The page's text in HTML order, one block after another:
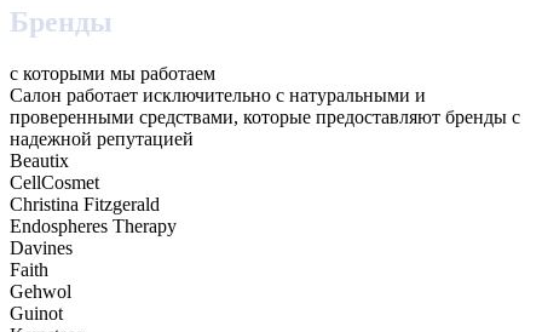
Бренды
с которыми мы работаем
Салон работает исключительно с натуральными и
проверенными средствами, которые предоставляют бренды с
надежной репутацией
Beautix
CellCosmet
Christina Fitzgerald
Endospheres Therapy
Davines
Faith
Gehwol
Guinot